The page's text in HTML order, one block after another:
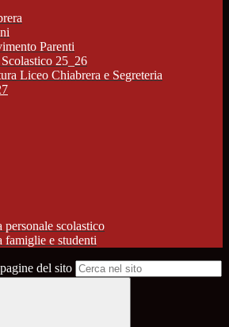
Parenti
25_26
Liceo Chiabrera e Segreteria
scolastico
famiglie e studenti
del sito